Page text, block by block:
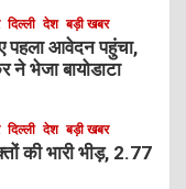
दिल्ली देश बड़ी खबर
पहला आवेदन पहुंचा,
ने भेजा बायोडाटा
दिल्ली देश बड़ी खबर
की भारी भीड़, 2.77